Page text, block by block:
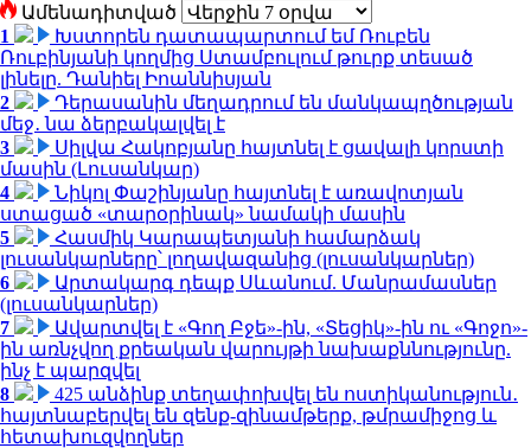
Ամենադիտված
1
Խստորեն դատապարտում եմ Ռուբեն
Ռուբինյանի կողմից Ստամբուլում թուրք տեսած
լինելը. Դանիել Իոաննիսյան
2
Դերասանին մեղադրում են մանկապղծության
մեջ․ նա ձերբակալվել է
3
Սիլվա Հակոբյանը հայտնել է ցավալի կորստի
մասին (Լուսանկար)
4
Նիկոլ Փաշինյանը հայտնել է առավոտյան
ստացած «տարօրինակ» նամակի մասին
5
Հասմիկ Կարապետյանի համարձակ
լուսանկարները՝ լողավազանից (լուսանկարներ)
6
Արտակարգ դեպք Սևանում. Մանրամասներ
(լուսանկարներ)
7
Ավարտվել է «Գող Բջե»-ին, «Տեցիկ»-ին ու «Գոջո»-
ին առնչվող քրեական վարույթի նախաքննությունը.
ինչ է պարզվել
8
425 անձինք տեղափոխվել են ոստիկանություն․
հայտնաբերվել են զենք-զինամթերք, թմրամիջոց և
հետախուզվողներ